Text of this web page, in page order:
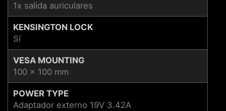
1x salida auriculares
KENSINGTON LOCK
Sí
VESA MOUNTING
100 x 100 mm
POWER TYPE
Adaptador externo 19V 3.42A